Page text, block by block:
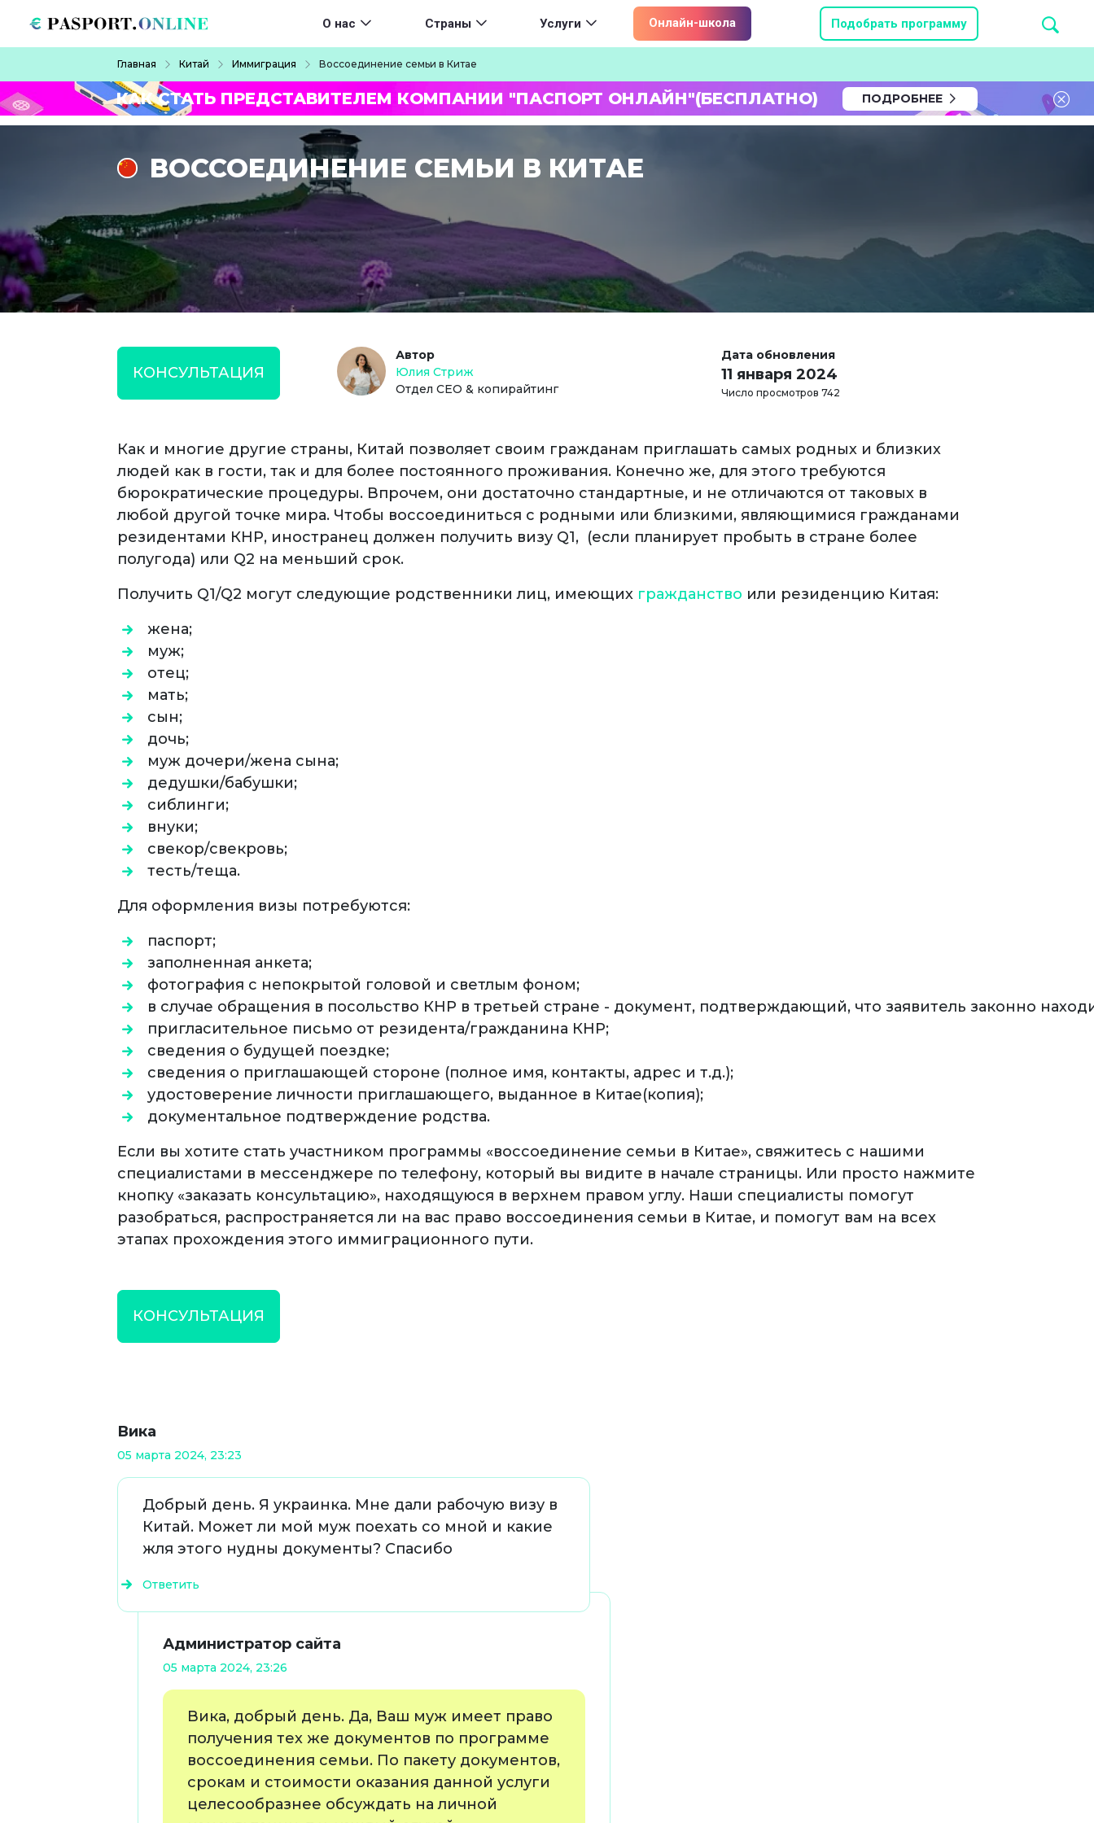
Main navigation
О нас Страны Услуги Онлайн-школа Подобрать программу
Главная Китай Иммиграция Воссоединение семьи в Китае
КАК СТАТЬ ПРЕДСТАВИТЕЛЕМ КОМПАНИИ "ПАСПОРТ ОНЛАЙН"(БЕСПЛАТНО) ПОДРОБНЕЕ
ВОССОЕДИНЕНИЕ СЕМЬИ В КИТАЕ
КОНСУЛЬТАЦИЯ
Автор
Юлия Стриж
Отдел СЕО & копирайтинг
Дата обновления
11 января 2024
Число просмотров 742
Как и многие другие страны, Китай позволяет своим гражданам приглашать самых родных и близких
людей как в гости, так и для более постоянного проживания. Конечно же, для этого требуются
бюрократические процедуры. Впрочем, они достаточно стандартные, и не отличаются от таковых в
любой другой точке мира. Чтобы воссоединиться с родными или близкими, являющимися гражданами
резидентами КНР, иностранец должен получить визу Q1, (если планирует пробыть в стране более
полугода) или Q2 на меньший срок.
Получить Q1/Q2 могут следующие родственники лиц, имеющих гражданство или резиденцию Китая:
жена;
муж;
отец;
мать;
сын;
дочь;
муж дочери/жена сына;
дедушки/бабушки;
сиблинги;
внуки;
свекор/свекровь;
тесть/теща.
Для оформления визы потребуются:
паспорт;
заполненная анкета;
фотография с непокрытой головой и светлым фоном;
в случае обращения в посольство КНР в третьей стране - документ, подтверждающий, что заявитель законно
пригласительное письмо от резидента/гражданина КНР;
сведения о будущей поездке;
сведения о приглашающей стороне (полное имя, контакты, адрес и т.д.);
удостоверение личности приглашающего, выданное в Китае(копия);
документальное подтверждение родства.
Если вы хотите стать участником программы «воссоединение семьи в Китае», свяжитесь с нашими
специалистами в мессенджере по телефону, который вы видите в начале страницы. Или просто нажмите
кнопку «заказать консультацию», находящуюся в верхнем правом углу. Наши специалисты помогут
разобраться, распространяется ли на вас право воссоединения семьи в Китае, и помогут вам на всех
этапах прохождения этого иммиграционного пути.
КОНСУЛЬТАЦИЯ
Вика
05 марта 2024, 23:23
Добрый день. Я украинка. Мне дали рабочую визу в
Китай. Может ли мой муж поехать со мной и какие
жля этого нудны документы? Спасибо
Ответить
Администратор сайта
05 марта 2024, 23:26
Вика, добрый день. Да, Ваш муж имеет право
получения тех же документов по программе
воссоединения семьи. По пакету документов,
срокам и стоимости оказания данной услуги
целесообразнее обсуждать на личной